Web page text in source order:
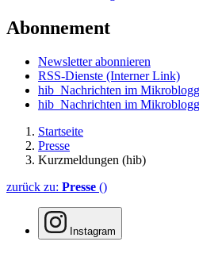
Abonnement
Newsletter abonnieren
RSS-Dienste (Interner Link)
hib_Nachrichten im
hib_Nachrichten im
Startseite
Presse
Kurzmeldungen (hib)
zurück zu: Presse ()
Instagram